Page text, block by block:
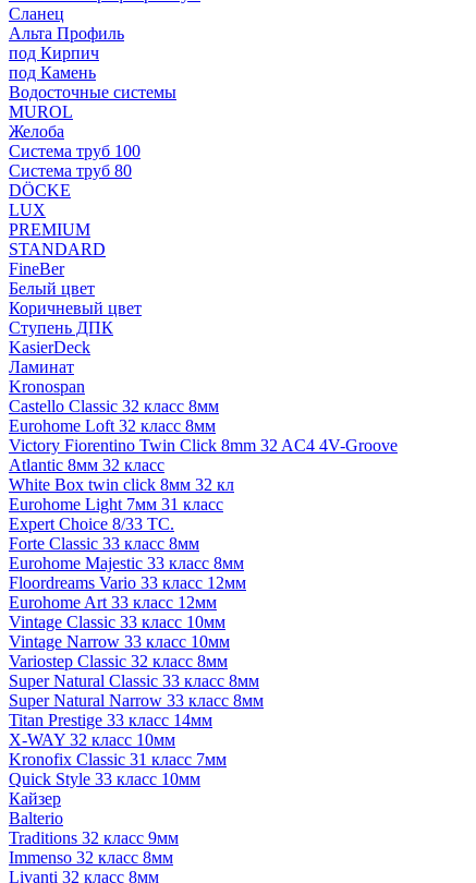
Сланец
Альта Профиль
под Кирпич
под Камень
Водосточные системы
MUROL
Желоба
Система труб 100
Система труб 80
DÖCKE
LUX
PREMIUM
STANDARD
FineBer
Белый цвет
Коричневый цвет
Ступень ДПК
KasierDeck
Ламинат
Kronospan
Castello Classic 32 класс 8мм
Eurohome Loft 32 класс 8мм
Victory Fiorentino Twin Click 8mm 32 AC4 4V-Groove
Atlantic 8мм 32 класс
White Box twin click 8мм 32 кл
Eurohome Light 7мм 31 класс
Expert Choice 8/33 TC.
Forte Classic 33 класс 8мм
Eurohome Majestic 33 класс 8мм
Floordreams Vario 33 класс 12мм
Eurohome Art 33 класс 12мм
Vintage Classic 33 класс 10мм
Vintage Narrow 33 класс 10мм
Variostep Classic 32 класс 8мм
Super Natural Classic 33 класс 8мм
Super Natural Narrow 33 класс 8мм
Titan Prestige 33 класс 14мм
X-WAY 32 класс 10мм
Kronofix Classic 31 класс 7мм
Quick Style 33 класс 10мм
Кайзер
Balterio
Traditions 32 класс 9мм
Immenso 32 класс 8мм
Livanti 32 класс 8мм